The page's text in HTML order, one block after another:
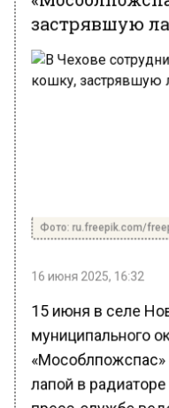
застрявшую
Фото: ru.freepik.com/
16 июня 2025, 16:32
15 июня в селе
муниципального
лапой в
пресс-службе